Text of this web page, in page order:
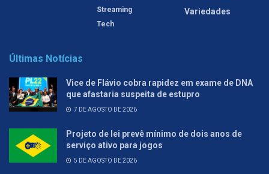
Streaming
Tech
Variedades
Últimas Notícias
Vice de Flávio cobra rapidez em exame de DNA
que afastaria suspeita de estupro
7 DE AGOSTO DE 2026
Projeto de lei prevê mínimo de dois anos de
serviço ativo para jogos
5 DE AGOSTO DE 2026